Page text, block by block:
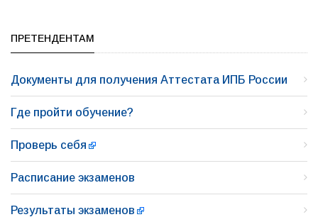
ПРЕТЕНДЕНТАМ
Документы для получения Аттестата ИПБ России
Где пройти обучение?
Проверь себя
Расписание экзаменов
Результаты экзаменов